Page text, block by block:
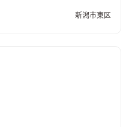
新潟市東区